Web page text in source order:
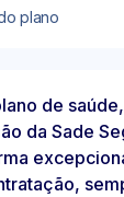
plano
de
da Sade